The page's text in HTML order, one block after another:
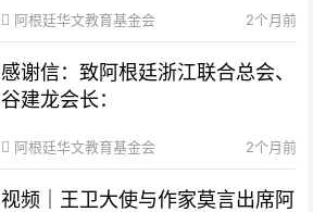
阿根廷华文教育基金会 2个月前
感谢信：致阿根廷浙江联合总会、
谷建龙会长：
阿根廷华文教育基金会 2个月前
视频｜王卫大使与作家莫言出席阿